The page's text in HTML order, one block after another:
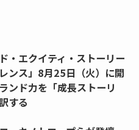
・エクイティ・ストーリー
ンス」8月25日（火）に開
ド力を「成長ストーリ
する